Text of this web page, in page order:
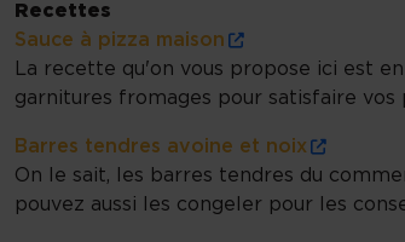
Recettes
Sauce à pizza maison
La recette qu'on vous propose ici est
garnitures fromages pour satisfaire vos
Barres tendres avoine et noix
On le sait, les barres tendres du
pouvez aussi les congeler pour les